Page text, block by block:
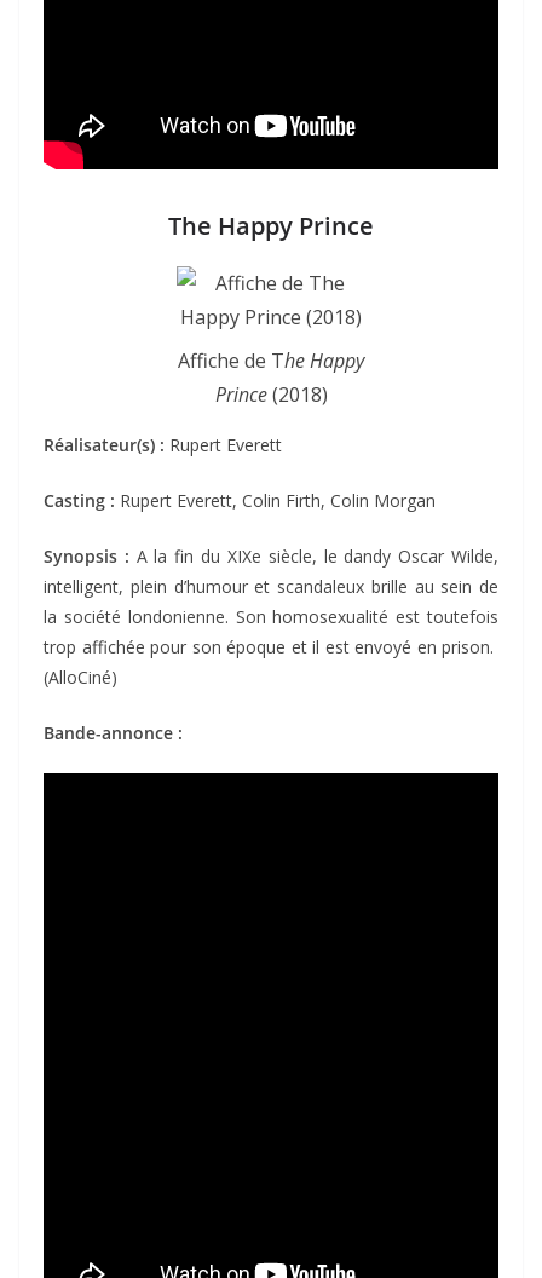
The Happy Prince
Affiche de The Happy
Prince(2018)
Réalisateur(s) : Rupert Everett
Casting : Rupert Everett, Colin Firth, Colin Morgan
Synopsis : A la fin du XIXe siècle, le dandy Oscar Wilde,
intelligent, plein d’humour et scandaleux brille au sein de
la société londonienne. Son homosexualité est toutefois
trop affichée pour son époque et il est envoyé en prison.
(AlloCiné)
Bande-annonce :